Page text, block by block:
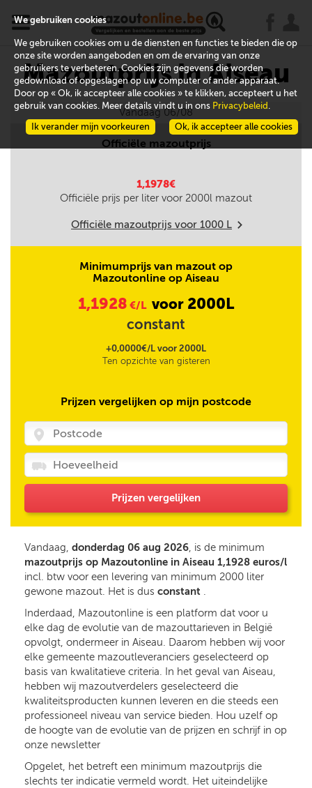
x
Mazoutprijs in Aiseau
Vandaag 06/08
Officiële mazoutprijs
1,1978€
Officiële prijs per liter voor 2000l mazout
Officiële mazoutprijs voor 1000 L m
Minimumprijs van mazout op
Mazoutonline op Aiseau
1,1928 €/L voor 2000L
constant
+0,0000€/L voor 2000L
Ten opzichte van gisteren
Prijzen vergelijken op mijn postcode
Prijzen vergelijken
Vandaag, donderdag 06 aug 2026, is de minimum
mazoutprijs op Mazoutonline in Aiseau 1,1928 euros/l
incl. btw voor een levering van minimum 2000 liter
gewone mazout. Het is dus constant .
Inderdaad, Mazoutonline is een platform dat voor u
elke dag de evolutie van de mazouttarieven in België
opvolgt, ondermeer in Aiseau. Daarom hebben wij voor
elke gemeente mazoutleveranciers geselecteerd op
basis van kwalitatieve criteria. In het geval van Aiseau,
hebben wij mazoutverdelers geselecteerd die
kwaliteitsproducten kunnen leveren en die steeds een
professioneel niveau van service bieden. Hou uzelf op
de hoogte van de evolutie van de prijzen en schrijf in op
onze newsletter
Opgelet, het betreft een minimum mazoutprijs die
slechts ter indicatie vermeld wordt. Het uiteindelijke
We gebruiken cookies
We gebruiken cookies om u de diensten en functies te bieden die op
onze site worden aangeboden en om de ervaring van onze
gebruikers te verbeteren. Cookies zijn gegevens die worden
gedownload of opgeslagen op uw computer of ander apparaat.
Door op « Ok, ik accepteer alle cookies » te klikken, accepteert u het
gebruik van cookies. Meer details vindt u in ons Privacybeleid .
Ok, ik accepteer alle cookies
Ik verander mijn voorkeuren